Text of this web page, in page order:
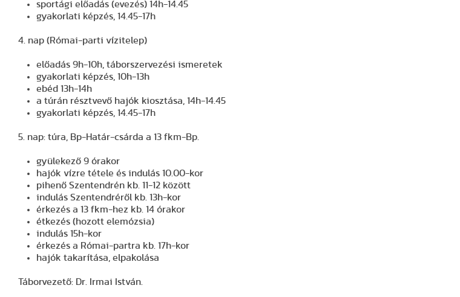
sportági előadás (evezés) 14h-14.45
gyakorlati képzés, 14.45-17h
4. nap (Római-parti vízitelep)
előadás 9h-10h, táborszervezési ismeretek
gyakorlati képzés, 10h-13h
ebéd 13h-14h
a túrán résztvevő hajók kiosztása, 14h-14.45
gyakorlati képzés, 14.45-17h
5. nap: túra, Bp-Határ-csárda a 13 fkm-Bp.
gyülekező 9 órakor
hajók vízre tétele és indulás 10.00-kor
pihenő Szentendrén kb. 11-12 között
indulás Szentendréről kb. 13h-kor
érkezés a 13 fkm-hez kb. 14 órakor
étkezés (hozott elemózsia)
indulás 15h-kor
érkezés a Római-partra kb. 17h-kor
hajók takarítása, elpakolása
Táborvezető: Dr. Irmai István.